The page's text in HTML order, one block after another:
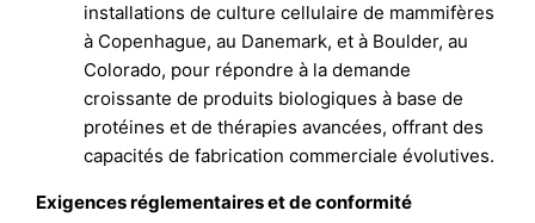
installations de culture cellulaire de mammifères
à Copenhague, au Danemark, et à Boulder, au
Colorado, pour répondre à la demande
croissante de produits biologiques à base de
protéines et de thérapies avancées, offrant des
capacités de fabrication commerciale évolutives.
Exigences réglementaires et de conformité